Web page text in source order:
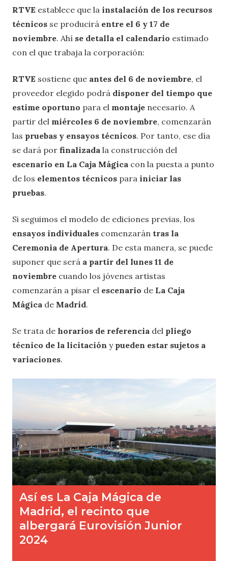
RTVE establece que la instalación de los recursos
técnicos se producirá entre el 6 y 17 de
noviembre. Ahí se detalla el calendario estimado
con el que trabaja la corporación:
RTVE sostiene que antes del 6 de noviembre, el
proveedor elegido podrá disponer del tiempo que
estime oportuno para el montaje necesario. A
partir del miércoles 6 de noviembre, comenzarán
las pruebas y ensayos técnicos. Por tanto, ese día
se dará por finalizada la construcción del
escenario en La Caja Mágica con la puesta a punto
de los elementos técnicos para iniciar las
pruebas.
Si seguimos el modelo de ediciones previas, los
ensayos individuales comenzarán tras la
Ceremonia de Apertura. De esta manera, se puede
suponer que será a partir del lunes 11 de
noviembre cuando los jóvenes artistas
comenzarán a pisar el escenario de La Caja
Mágica de Madrid.
Se trata de horarios de referencia del pliego
técnico de la licitación y pueden estar sujetos a
variaciones.